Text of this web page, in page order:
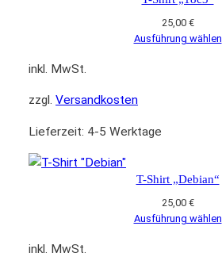
25,00 €
Ausführung wählen
inkl. MwSt.
zzgl. Versandkosten
Lieferzeit: 4-5 Werktage
T-Shirt „Debian“
25,00 €
Ausführung wählen
inkl. MwSt.